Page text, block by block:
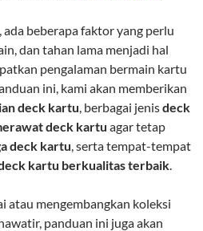
, ada beberapa faktor yang perlu
dan tahan lama menjadi hal
pengalaman bermain kartu
ini, kami akan memberikan
deck kartu, berbagai jenisdeck
deck kartu agar tetap
deck kartu, serta tempat-tempat
kartu berkualitas terbaik.
atau mengembangkan koleksi
panduan ini juga akan